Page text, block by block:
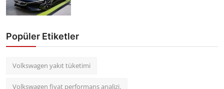
Popüler Etiketler
Volkswagen yakıt tüketimi
Volkswagen fiyat performans analizi.